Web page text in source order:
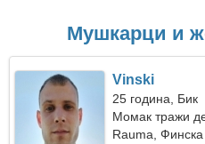
Мушкарци и
Vinski
25 година, Бик
Момак тражи
Rauma, Финска